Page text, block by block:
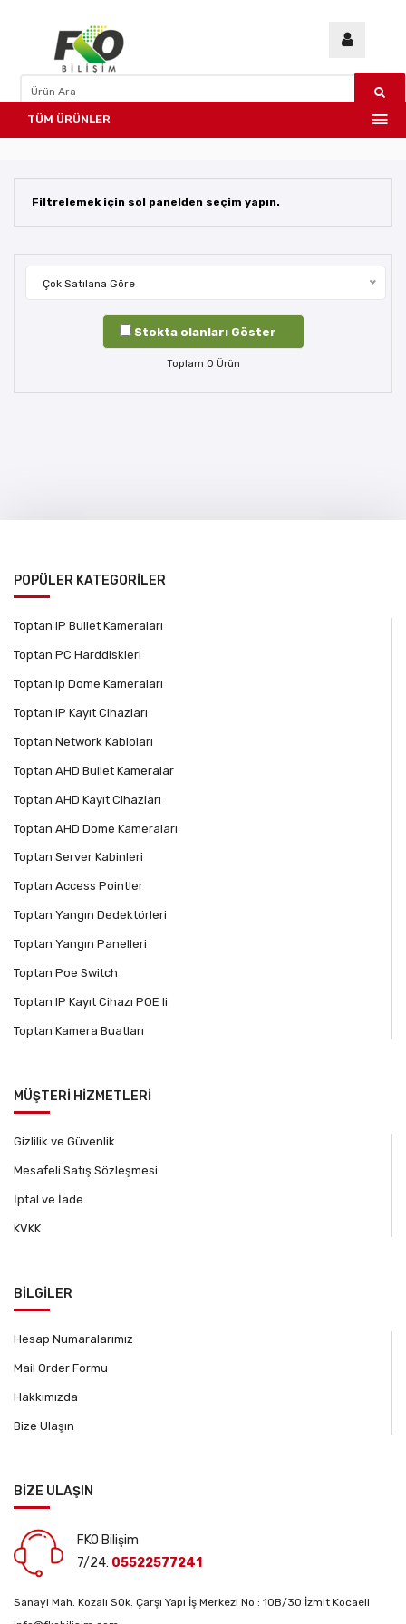
TÜM ÜRÜNLER
Filtrelemek için sol panelden seçim yapın.
Çok Satılana Göre
Stokta olanları Göster
Toplam 0 Ürün
POPÜLER KATEGORİLER
Toptan IP Bullet Kameraları
Toptan PC Harddiskleri
Toptan Ip Dome Kameraları
Toptan IP Kayıt Cihazları
Toptan Network Kabloları
Toptan AHD Bullet Kameralar
Toptan AHD Kayıt Cihazları
Toptan AHD Dome Kameraları
Toptan Server Kabinleri
Toptan Access Pointler
Toptan Yangın Dedektörleri
Toptan Yangın Panelleri
Toptan Poe Switch
Toptan IP Kayıt Cihazı POE li
Toptan Kamera Buatları
MÜŞTERİ HİZMETLERİ
Gizlilik ve Güvenlik
Mesafeli Satış Sözleşmesi
İptal ve İade
KVKK
BİLGİLER
Hesap Numaralarımız
Mail Order Formu
Hakkımızda
Bize Ulaşın
BİZE ULAŞIN
FKO Bilişim
7/24: 05522577241
Sanayi Mah. Kozalı SOk. Çarşı Yapı İş Merkezi No : 10B/30 İzmit Kocaeli